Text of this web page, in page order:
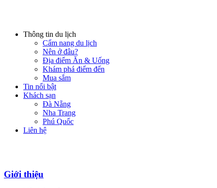
Thông tin du lịch
Cẩm nang du lịch
Nên ở đâu?
Địa điểm Ăn & Uống
Khám phá điểm đến
Mua sắm
Tin nổi bật
Khách sạn
Đà Nẵng
Nha Trang
Phú Quốc
Liên hệ
Giới thiệu